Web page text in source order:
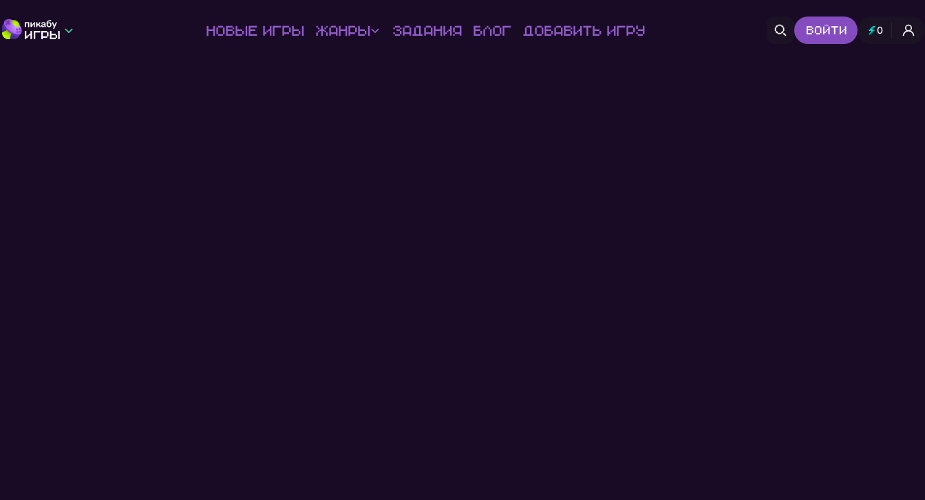
Новые игры Жанры Задания Блог Добавить игру Войти 0